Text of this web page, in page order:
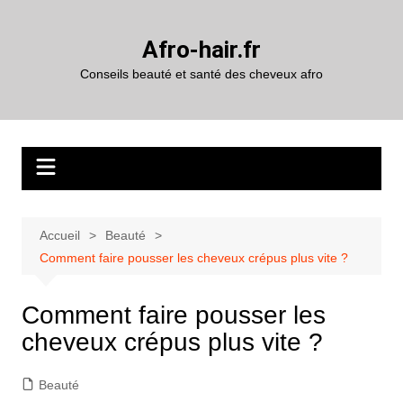
Afro-hair.fr
Conseils beauté et santé des cheveux afro
Accueil
Beauté
Comment faire pousser les cheveux crépus plus vite ?
Comment faire pousser les
cheveux crépus plus vite ?
Beauté